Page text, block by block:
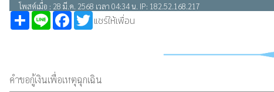
โพสต์เมื่อ : 28 มี.ค. 2568 เวลา 04:34 น. IP: 182.52.168.217
แชร์ให้เพื่อน
ShareLine Facebook
Twitter
คำขอกู้เงินเพื่อเหตุฉุกเฉิน